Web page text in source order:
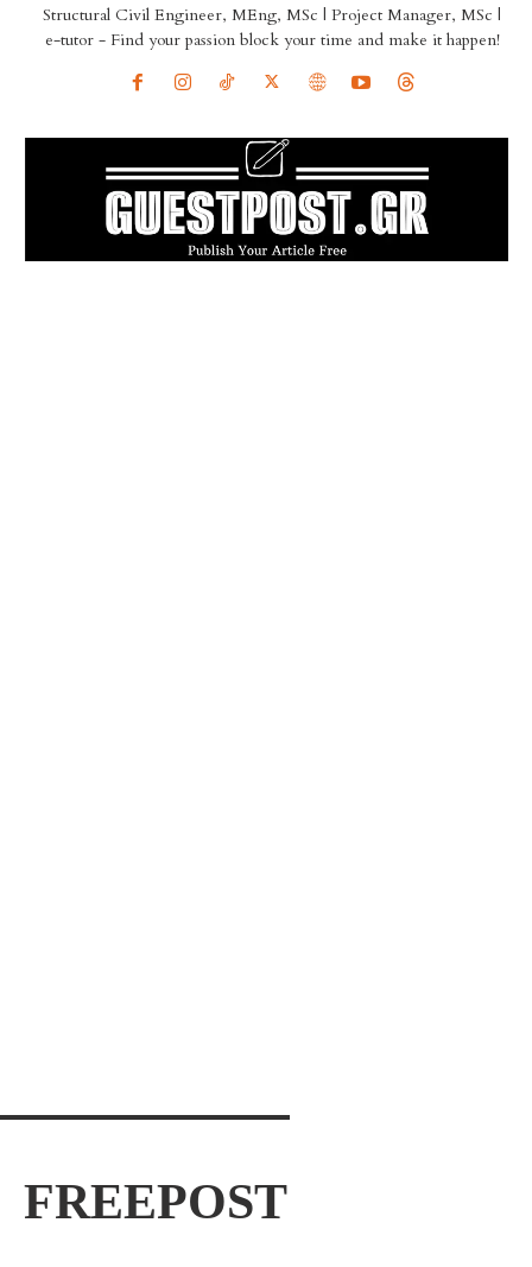
Structural Civil Engineer, MEng, MSc | Project Manager, MSc |
e-tutor - Find your passion block your time and make it happen!
FREEPOST